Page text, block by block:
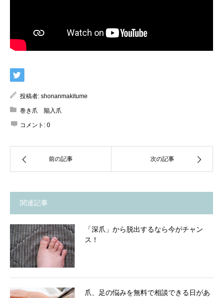
投稿者: shonanmakitume
巻き爪 陥入爪
コメント: 0
前の記事 次の記事
関連記事
「深爪」から脱出するなら今がチャン
ス！
爪、足の悩みを無料で相談できる日があ